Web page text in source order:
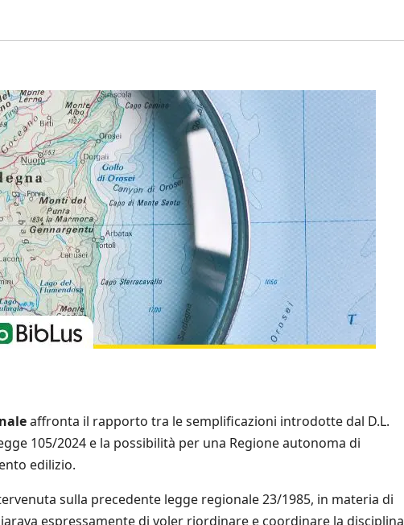
affronta il rapporto tra le semplificazioni introdotte dal D.L.
105/2024 e la possibilità per una Regione autonoma di
edilizio.
sulla precedente legge regionale 23/1985, in materia di
espressamente di voler riordinare e coordinare la disciplina